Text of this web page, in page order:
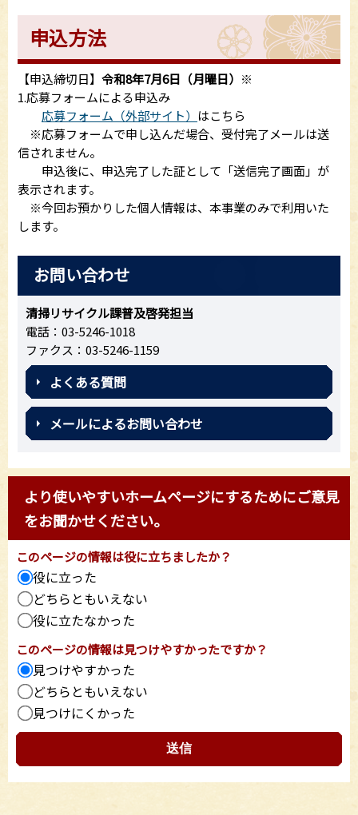
申込方法
【申込締切日】 令和8年7月6日（月曜日） ※
1.応募フォームによる申込み
応募フォーム（外部サイト） はこちら
※応募フォームで申し込んだ場合、受付完了メールは送
信されません。
申込後に、申込完了した証として「送信完了画面」が
表示されます。
※今回お預かりした個人情報は、本事業のみで利用いた
します。
お問い合わせ
清掃リサイクル課普及啓発担当
電話：03-5246-1018
ファクス：03-5246-1159
よくある質問
メールによるお問い合わせ
より使いやすいホームページにするためにご意見
をお聞かせください。
このページの情報は役に立ちましたか？
役に立った
どちらともいえない
役に立たなかった
このページの情報は見つけやすかったですか？
見つけやすかった
どちらともいえない
見つけにくかった